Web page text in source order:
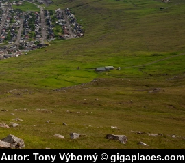
Autor: Tony Výborný © gigaplaces.com